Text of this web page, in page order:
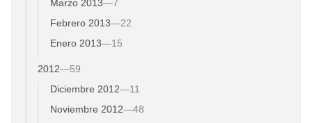
Marzo 2013—7
Febrero 2013—22
Enero 2013—15
2012—59
Diciembre 2012—11
Noviembre 2012—48